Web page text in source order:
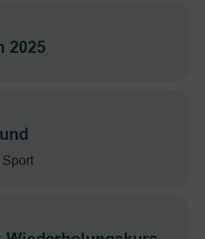
2025